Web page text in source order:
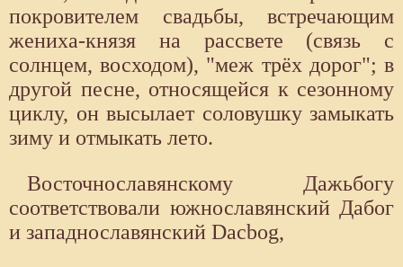
покровителем свадьбы, встречающим
жениха-князя на рассвете (связь с
солнцем, восходом), "меж трёх дорог"; в
другой песне, относящейся к сезонному
циклу, он высылает соловушку замыкать
зиму и отмыкать лето.
Восточнославянскому Дажьбогу
соответствовали южнославянский Дабог
и западнославянский Dacbog,